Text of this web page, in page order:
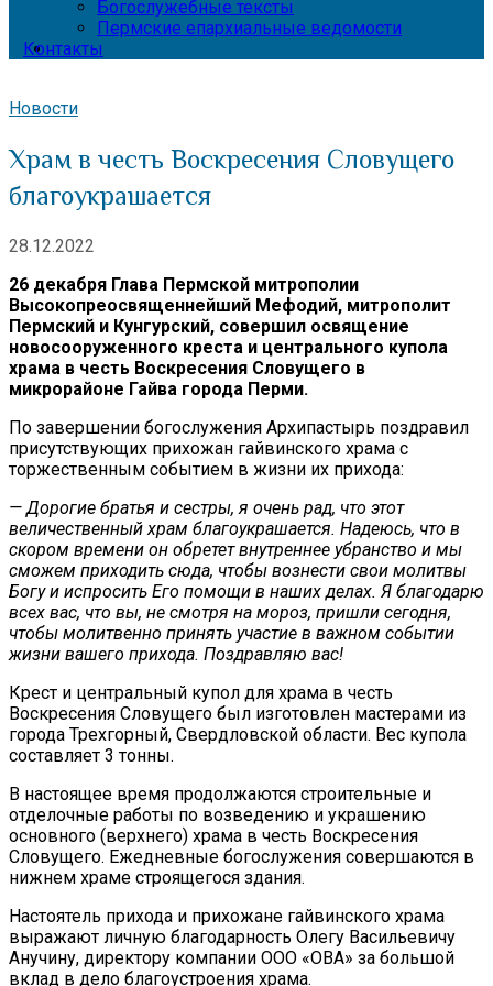
Богослужебные тексты
Пермские епархиальные ведомости
Контакты
Новости
Храм в честь Воскресения Словущего
благоукрашается
28.12.2022
26 декабря Глава Пермской митрополии
Высокопреосвященнейший Мефодий, митрополит
Пермский и Кунгурский, совершил освящение
новосооруженного креста и центрального купола
храма в честь Воскресения Словущего в
микрорайоне Гайва города Перми.
По завершении богослужения Архипастырь поздравил
присутствующих прихожан гайвинского храма с
торжественным событием в жизни их прихода:
— Дорогие братья и сестры, я очень рад, что этот
величественный храм благоукрашается. Надеюсь, что в
скором времени он обретет внутреннее убранство и мы
сможем приходить сюда, чтобы вознести свои молитвы
Богу и испросить Его помощи в наших делах. Я благодарю
всех вас, что вы, не смотря на мороз, пришли сегодня,
чтобы молитвенно принять участие в важном событии
жизни вашего прихода. Поздравляю вас!
Крест и центральный купол для храма в честь
Воскресения Словущего был изготовлен мастерами из
города Трехгорный, Свердловской области. Вес купола
составляет 3 тонны.
В настоящее время продолжаются строительные и
отделочные работы по возведению и украшению
основного (верхнего) храма в честь Воскресения
Словущего. Ежедневные богослужения совершаются в
нижнем храме строящегося здания.
Настоятель прихода и прихожане гайвинского храма
выражают личную благодарность Олегу Васильевичу
Анучину, директору компании ООО «ОВА» за большой
вклад в дело благоустроения храма.